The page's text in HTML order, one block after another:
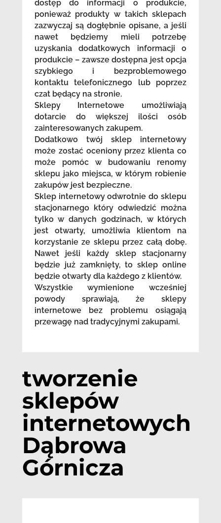
dostęp do informacji o produkcie,
ponieważ produkty w takich sklepach
zazwyczaj są dogłębnie opisane, a jeśli
nawet będziemy mieli potrzebę
uzyskania dodatkowych informacji o
produkcie – zawsze dostępna jest opcja
szybkiego i bezproblemowego
kontaktu telefonicznego lub poprzez
czat będący na stronie.
Sklepy Internetowe umożliwiają
dotarcie do większej ilości osób
zainteresowanych zakupem.
Dodatkowo twój sklep internetowy
może zostać oceniony przez klienta co
może pomóc w budowaniu renomy
sklepu jako miejsca, w którym robienie
zakupów jest bezpieczne.
Sklep internetowy odwrotnie do sklepu
stacjonarnego który odwiedzić można
tylko w danych godzinach, w których
jest otwarty, umożliwia klientom na
korzystanie ze sklepu przez całą dobę.
Nawet jeśli każdy sklep stacjonarny
będzie już zamknięty, to sklep online
będzie otwarty dla każdego z klientów.
Wszystkie wymienione wcześniej
powody sprawiają, że sklepy
internetowe bez problemu osiągają
przewagę nad tradycyjnymi zakupami.
tworzenie
sklepów
internetowych
Dąbrowa
Górnicza